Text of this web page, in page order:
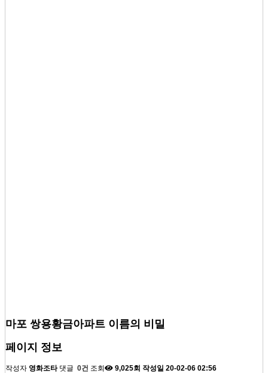
마포 쌍용황금아파트 이름의 비밀
페이지 정보
작성자 영화조타 댓글 0건 조회 9,025회 작성일 20-02-06 02:56